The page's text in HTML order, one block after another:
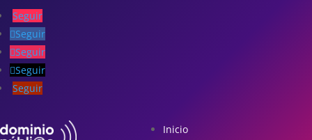
Seguir
Seguir
Seguir
Seguir
Seguir
Inicio